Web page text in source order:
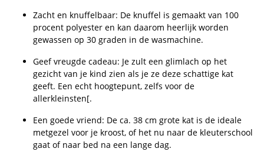
Zacht en knuffelbaar: De knuffel is gemaakt van 100
procent polyester en kan daarom heerlijk worden
gewassen op 30 graden in de wasmachine.
Geef vreugde cadeau: Je zult een glimlach op het
gezicht van je kind zien als je ze deze schattige kat
geeft. Een echt hoogtepunt, zelfs voor de
allerkleinsten[.
Een goede vriend: De ca. 38 cm grote kat is de ideale
metgezel voor je kroost, of het nu naar de kleuterschool
gaat of naar bed na een lange dag.